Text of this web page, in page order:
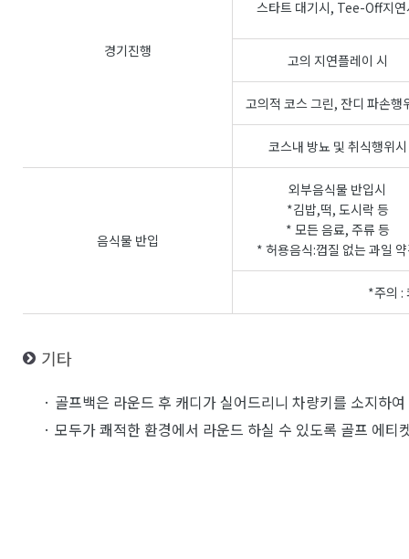
경기진행
스타트 대기시, Tee-Off지연
고의 지연플레이 시
고의적 코스 그린, 잔디 파손행
코스내 방뇨 및 취식행위시
음식물 반입
외부음식물 반입시
*김밥,떡, 도시락 등
* 모든 음료, 주류 등
* 허용음식:껍질 없는 과일
*주의 :
기타
· 골프백은 라운드 후 캐디가 실어드리니 차량키를 소지하
· 모두가 쾌적한 환경에서 라운드 하실 수 있도록 골프 에티